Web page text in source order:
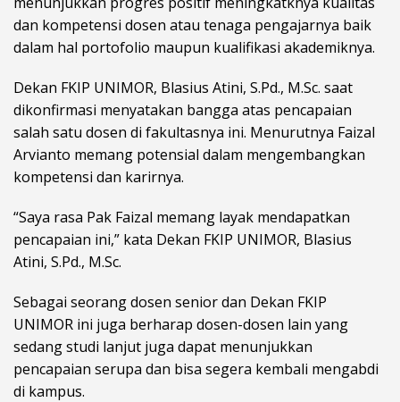
dan kompetensi dosen atau tenaga pengajarnya baik
dalam hal portofolio maupun kualifikasi akademiknya.
Dekan FKIP UNIMOR, Blasius Atini, S.Pd., M.Sc. saat
dikonfirmasi menyatakan bangga atas pencapaian
salah satu dosen di fakultasnya ini. Menurutnya Faizal
Arvianto memang potensial dalam mengembangkan
kompetensi dan karirnya.
“Saya rasa Pak Faizal memang layak mendapatkan
pencapaian ini,” kata Dekan FKIP UNIMOR, Blasius
Atini, S.Pd., M.Sc.
Sebagai seorang dosen senior dan Dekan FKIP
UNIMOR ini juga berharap dosen-dosen lain yang
sedang studi lanjut juga dapat menunjukkan
pencapaian serupa dan bisa segera kembali mengabdi
di kampus.